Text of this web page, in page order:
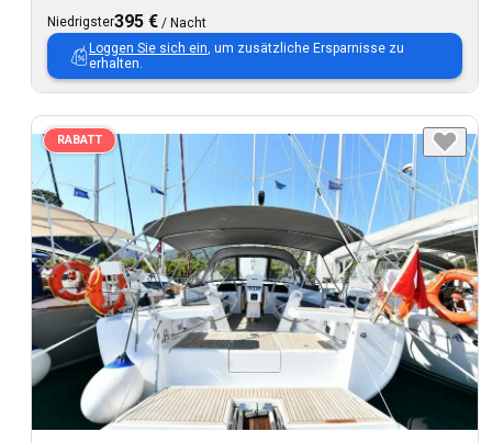
Niedrigster395 € / Nacht
Loggen Sie sich ein , um zusätzliche Ersparnisse zu
erhalten.
RABATT